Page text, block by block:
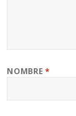
NOMBRE *